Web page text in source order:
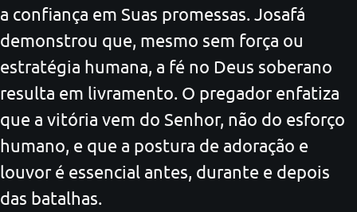
a confiança em Suas promessas. Josafá
demonstrou que, mesmo sem força ou
estratégia humana, a fé no Deus soberano
resulta em livramento. O pregador enfatiza
que a vitória vem do Senhor, não do esforço
humano, e que a postura de adoração e
louvor é essencial antes, durante e depois
das batalhas.